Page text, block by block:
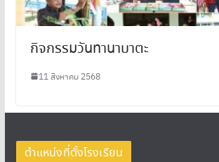
กิจกรรมวันทานาบาตะ
11 สิงหาคม 2568
ตำแหน่งที่ตั้งโรงเรียน